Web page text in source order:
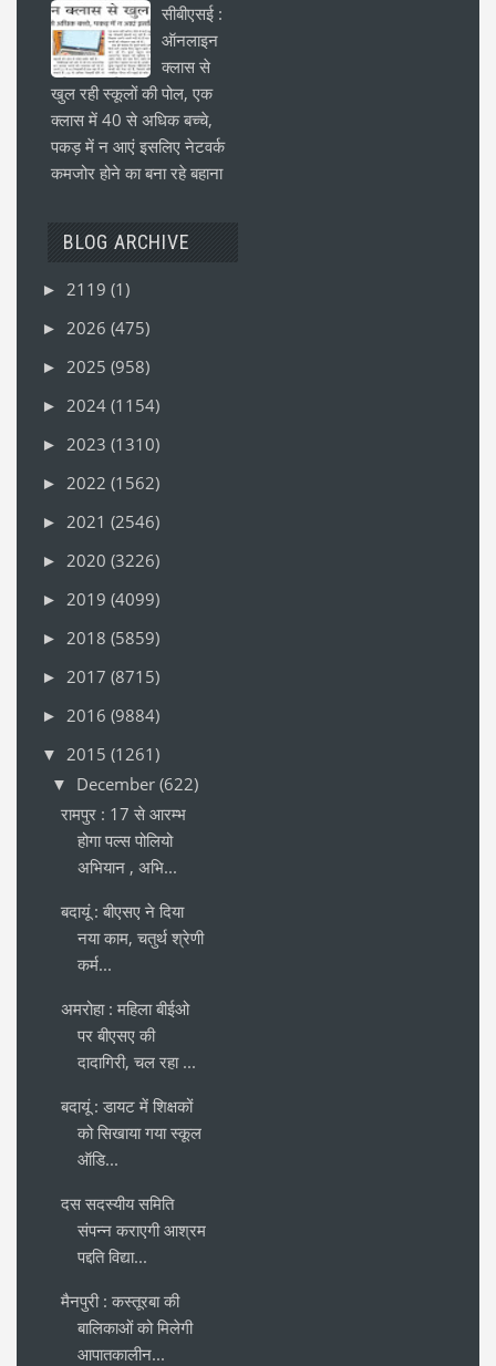
सीबीएसई :
ऑनलाइन
क्लास से
खुल रही स्कूलों की पोल, एक
क्लास में 40 से अधिक बच्चे,
पकड़ में न आएं इसलिए नेटवर्क
कमजोर होने का बना रहे बहाना
BLOG ARCHIVE
► 2119 (1)
► 2026 (475)
► 2025 (958)
► 2024 (1154)
► 2023 (1310)
► 2022 (1562)
► 2021 (2546)
► 2020 (3226)
► 2019 (4099)
► 2018 (5859)
► 2017 (8715)
► 2016 (9884)
▼ 2015 (1261)
▼ December (622)
रामपुर : 17 से आरम्भ
होगा पल्स पोलियो
अभियान , अभि...
बदायूं : बीएसए ने दिया
नया काम, चतुर्थ श्रेणी
कर्म...
अमरोहा : महिला बीईओ
पर बीएसए की
दादागिरी, चल रहा ...
बदायूं : डायट में शिक्षकों
को सिखाया गया स्कूल
ऑडि...
दस सदस्यीय समिति
संपन्न कराएगी आश्रम
पद्दति विद्या...
मैनपुरी : कस्तूरबा की
बालिकाओं को मिलेगी
आपातकालीन...